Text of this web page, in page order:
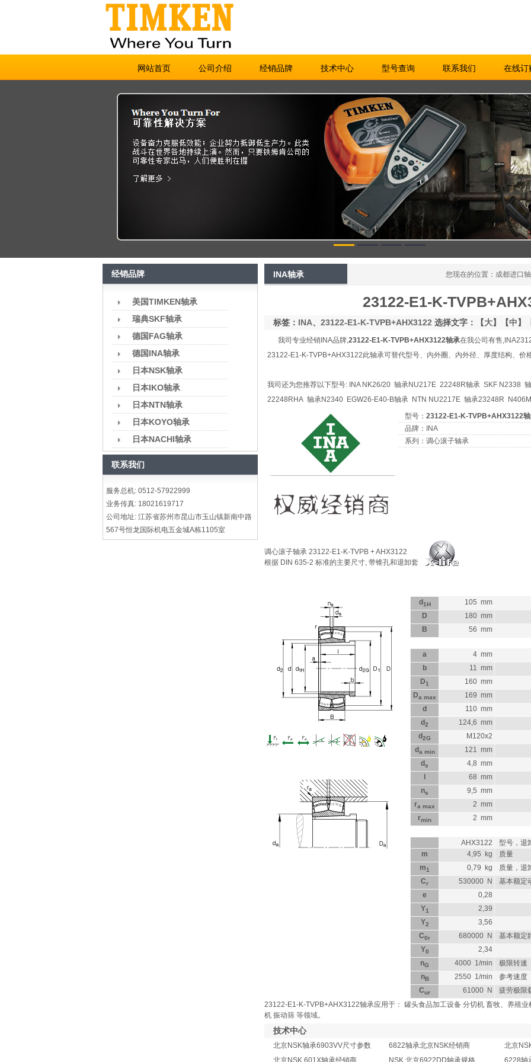
网站首页 公司介绍 经销品牌 技术中心 型号查询 联系我们 在线订
经销品牌
美国TIMKEN轴承
瑞典SKF轴承
德国FAG轴承
德国INA轴承
日本NSK轴承
日本IKO轴承
日本NTN轴承
日本KOYO轴承
日本NACHI轴承
联系我们
服务总机: 0512-57922999
业务传真: 18021619717
公司地址: 江苏省苏州市昆山市玉山镇新南中路
567号恒龙国际机电五金城A栋1105室
INA轴承 您现在的位置： 成都进口
23122-E1-K-
标签： INA、 23122-E1-K-TVPB+AHX3122 选择文字：【大】【中】
我司专业经销INA品牌,23122-E1-K-TVPB+AHX3122轴承在我公司有售
23122-E1-K-TVPB+AHX3122此轴承可替代型号、内外圈、内外径、厚度结构、价
我司还为您推荐以下型号: INA NK26/20 轴承NU217E 22248R轴承 SKF N2338
22248RHA 轴承N2340 EGW26-E40-B轴承 NTN NU2217E 轴承23248R
型号： 23122-E1-K-TVPB+AHX3122
品牌：INA
系列：调心滚子轴承
调心滚子轴承 23122-E1-K-TVPB + AHX3122
根据 DIN 635-2 标准的主要尺寸, 带锥孔和退卸套
d1H 105 mm
D
180 mm
B
56 mm
a 4 mm
b
11 mm
D1 160 mm
Da max 169 mm
d
110 mm
d2 124,6 mm
d2G
M120x2
da min 121 mm
ds 4,8 mm
68 mm
ns 9,5 mm
ra max 2 mm
rmin 2 mm
AHX3122
型号，退
m
4,95 kg
质量
m1 0,79 kg
质量，退
Cr 530000 N
基本额定
e
0,28
Y1
2,39
Y2
3,56
C0r 680000 N
基本额定
Y0
2,34
nG 4000 1/min
极限转速
nB 2550 1/min
参考速度
Cur 61000 N
疲劳极限
23122-E1-K-TVPB+AHX3122轴承应用于： 罐头食品加工设备 分切机 畜牧、养殖
机 振动筛 等领域。
技术中心
北京NSK轴承6903VV尺寸参数 6822轴承北京NSK经销商
北京
北京NSK 601X轴承经销商
NSK 北京6922DD轴承规格 6228轴